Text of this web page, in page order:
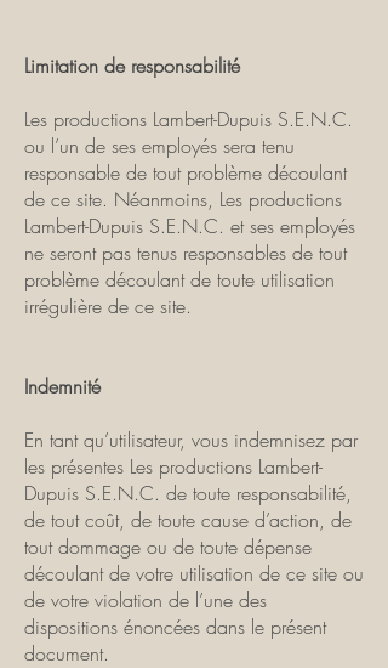
Limitation de responsabilité
Les productions Lambert-Dupuis S.E.N.C.
ou l’un de ses employés sera tenu
responsable de tout problème découlant
de ce site. Néanmoins, Les productions
Lambert-Dupuis S.E.N.C. et ses employés
ne seront pas tenus responsables de tout
problème découlant de toute utilisation
irrégulière de ce site.
Indemnité
En tant qu’utilisateur, vous indemnisez par
les présentes Les productions Lambert-
Dupuis S.E.N.C. de toute responsabilité,
de tout coût, de toute cause d’action, de
tout dommage ou de toute dépense
découlant de votre utilisation de ce site ou
de votre violation de l’une des
dispositions énoncées dans le présent
document.